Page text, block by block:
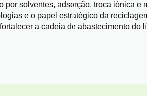
por solventes, adsorção, troca iónica e
e o papel estratégico da
a cadeia de abastecimento do